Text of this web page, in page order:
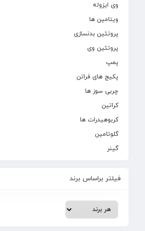
وی ایزوله
ویتامین ها
پروتئین بدنسازی
پروتئین وی
پمپ
پکیج های فراتن
چربی سوز ها
کراتین
کربوهیدرات ها
گلوتامین
گینر
فیلتر براساس برند